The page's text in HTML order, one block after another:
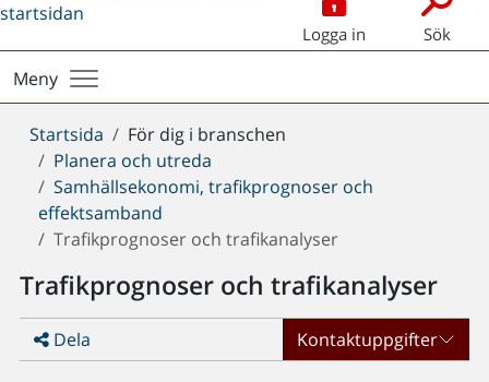
Logga in Sök
Meny
Du
är
här:
Startsida
För dig i branschen
Planera och utreda
Samhällsekonomi, trafikprognoser och
effektsamband
Trafikprognoser och trafikanalyser
Trafikprognoser och trafikanalyser
Dela Kontaktuppgifter